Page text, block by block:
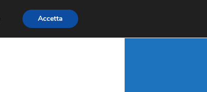
Accetta